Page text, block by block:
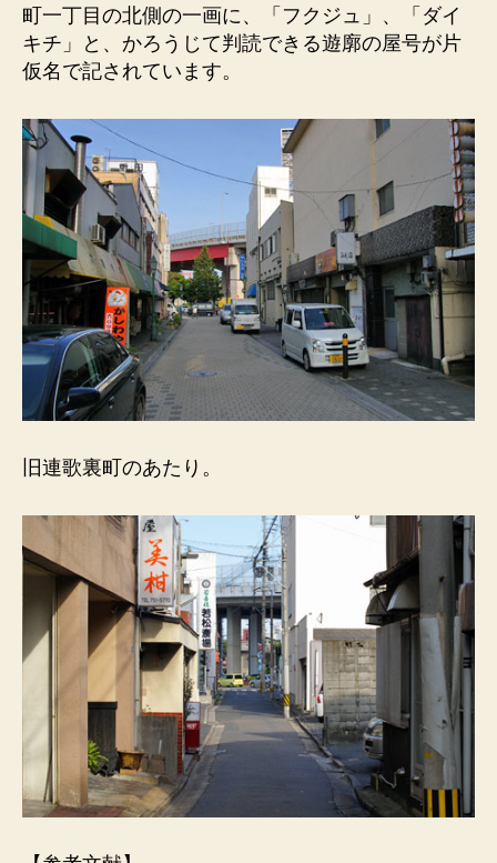
町一丁目の北側の一画に、「フクジュ」、「ダイ
キチ」と、かろうじて判読できる遊廓の屋号が片
仮名で記されています。
旧連歌裏町のあたり。